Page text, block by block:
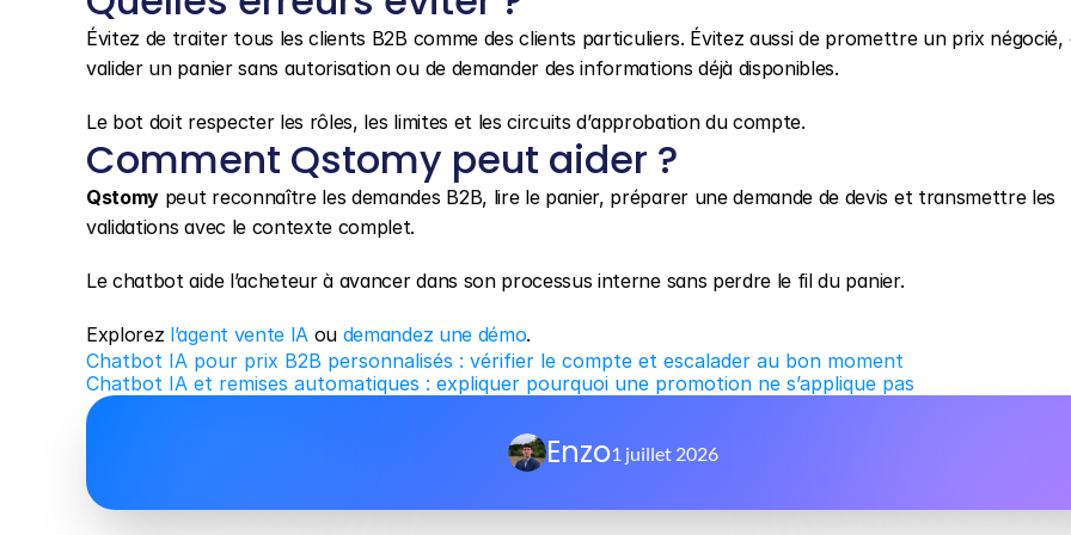
Évitez de traiter tous les clients B2B comme des clients particuliers. Évitez aussi de promettre un prix négocié,
valider un panier sans autorisation ou de demander des informations déjà disponibles.
Le bot doit respecter les rôles, les limites et les circuits d’approbation du compte.
Comment Qstomy peut aider ?
Qstomy peut reconnaître les demandes B2B, lire le panier, préparer une demande de devis et transmettre les
validations avec le contexte complet.
Le chatbot aide l’acheteur à avancer dans son processus interne sans perdre le fil du panier.
Explorez l’agent vente IA ou demandez une démo.
Chatbot IA pour prix B2B personnalisés : vérifier le compte et escalader au bon moment
Chatbot IA et remises automatiques : expliquer pourquoi une promotion ne s’applique pas
Enzo1 juillet 2026